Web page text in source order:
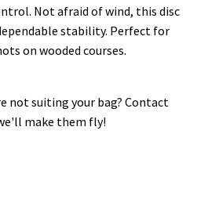
Not afraid of wind, this disc
stability. Perfect for
on wooded courses.
not suiting your bag? Contact
make them fly!